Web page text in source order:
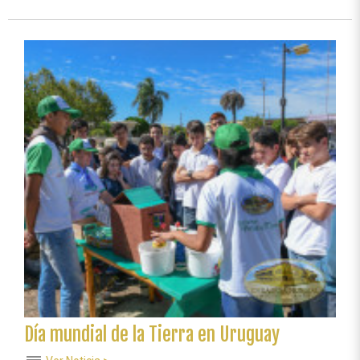
comunidad
celebran
Día
Mundial
del
Medio
Ambiente
Día mundial de la Tierra en Uruguay